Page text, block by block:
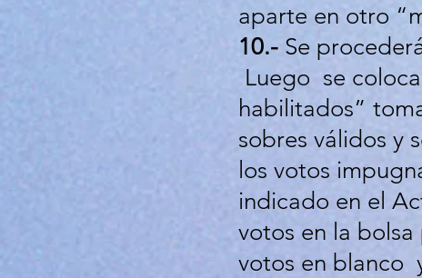
aparte en otro
10.- Se
Luego se
habilitados”
sobres válidos y
los votos
indicado en el
votos en la
votos en blanco